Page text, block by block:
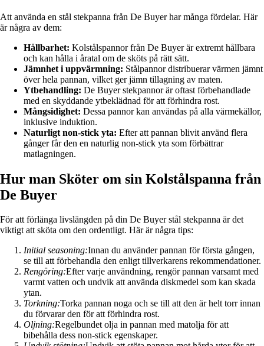
Att använda en stål stekpanna från De Buyer har många fördelar. Här
är några av dem:
Hållbarhet: Kolstålspannor från De Buyer är extremt hållbara
och kan hålla i åratal om de sköts på rätt sätt.
Jämnhet i uppvärmning: Stålpannor distribuerar värmen jämnt
över hela pannan, vilket ger jämn tillagning av maten.
Ytbehandling: De Buyer stekpannor är oftast förbehandlade
med en skyddande ytbeklädnad för att förhindra rost.
Mångsidighet: Dessa pannor kan användas på alla värmekällor,
inklusive induktion.
Naturligt non-stick yta: Efter att pannan blivit använd flera
gånger får den en naturlig non-stick yta som förbättrar
matlagningen.
Hur man Sköter om sin Kolstålspanna från
De Buyer
För att förlänga livslängden på din De Buyer stål stekpanna är det
viktigt att sköta om den ordentligt. Här är några tips:
Initial seasoning:Innan du använder pannan för första gången,
se till att förbehandla den enligt tillverkarens rekommendationer.
Rengöring:Efter varje användning, rengör pannan varsamt med
varmt vatten och undvik att använda diskmedel som kan skada
ytan.
Torkning:Torka pannan noga och se till att den är helt torr innan
du förvarar den för att förhindra rost.
Oljning:Regelbundet olja in pannan med matolja för att
bibehålla dess non-stick egenskaper.